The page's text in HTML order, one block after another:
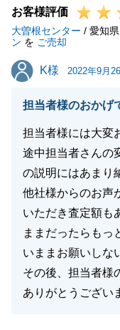
お客様評価
大曽根センター / 愛知県
ン を ご売却
K様
K様 2022年9月
担当者様のおかげ
担当者様には大変
途中担当者さんの
の説明にはあまり
他社様からのお声
いただき査定額も
ままだったらもっ
いままお願いしな
その後、担当者様
ありがとうござい